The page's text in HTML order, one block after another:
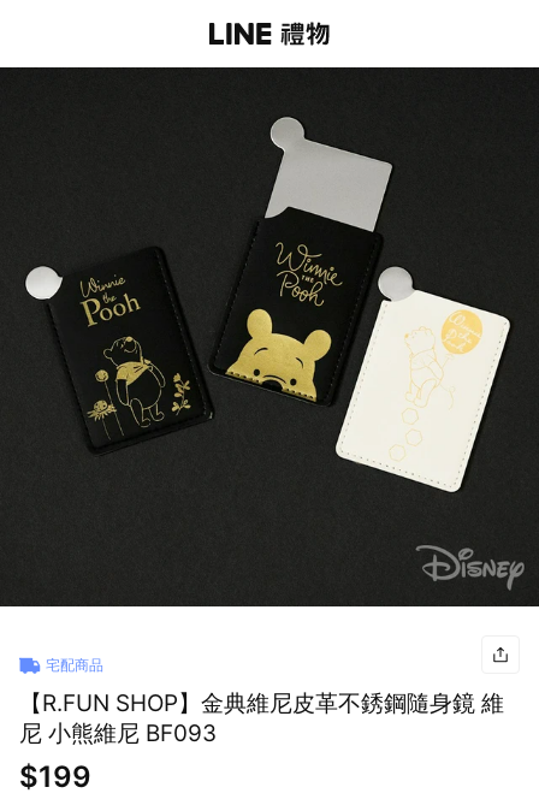
宅配商品
【R.FUN SHOP】金典維尼皮革不銹鋼隨身鏡 維
尼 小熊維尼 BF093
$199